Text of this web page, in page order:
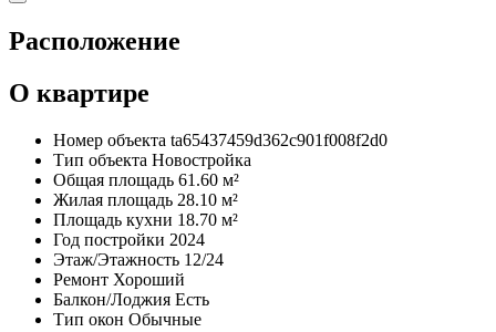
Расположение
О квартире
Номер объекта ta65437459d362c901f008f2d0
Тип объекта Новостройка
Общая площадь 61.60 м²
Жилая площадь 28.10 м²
Площадь кухни 18.70 м²
Год постройки 2024
Этаж/Этажность 12/24
Ремонт Хороший
Балкон/Лоджия Есть
Тип окон Обычные